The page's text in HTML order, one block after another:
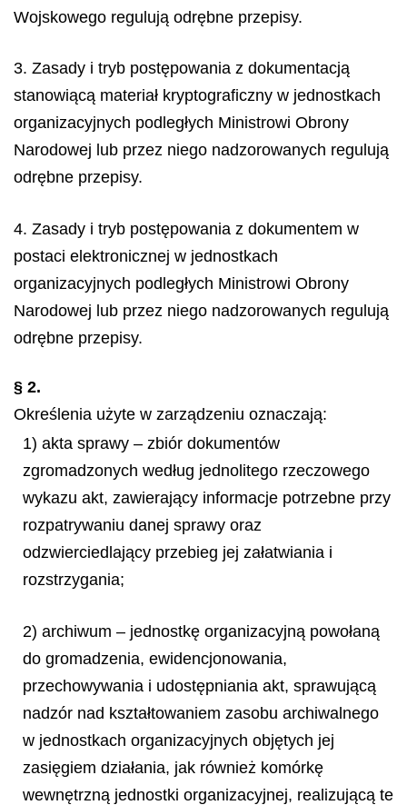
Wojskowego regulują odrębne przepisy.
3. Zasady i tryb postępowania z dokumentacją
stanowiącą materiał kryptograficzny w jednostkach
organizacyjnych podległych Ministrowi Obrony
Narodowej lub przez niego nadzorowanych regulują
odrębne przepisy.
4. Zasady i tryb postępowania z dokumentem w
postaci elektronicznej w jednostkach
organizacyjnych podległych Ministrowi Obrony
Narodowej lub przez niego nadzorowanych regulują
odrębne przepisy.
§ 2.
Określenia użyte w zarządzeniu oznaczają:
1) akta sprawy – zbiór dokumentów
zgromadzonych według jednolitego rzeczowego
wykazu akt, zawierający informacje potrzebne przy
rozpatrywaniu danej sprawy oraz
odzwierciedlający przebieg jej załatwiania i
rozstrzygania;
2) archiwum – jednostkę organizacyjną powołaną
do gromadzenia, ewidencjonowania,
przechowywania i udostępniania akt, sprawującą
nadzór nad kształtowaniem zasobu archiwalnego
w jednostkach organizacyjnych objętych jej
zasięgiem działania, jak również komórkę
wewnętrzną jednostki organizacyjnej, realizującą te